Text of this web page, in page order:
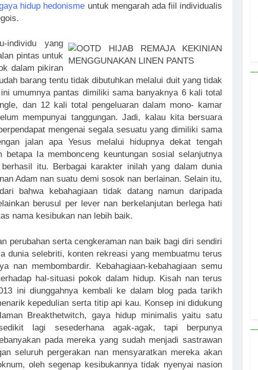
hidup hedonisme untuk mengarah ada fiil individualis
individu yang
pintas untuk
dalam pikiran
barang tentu tidak dibutuhkan melalui duit yang tidak
umumnya pantas dimiliki sama banyaknya 6 kali total
dan 12 kali total pengeluaran dalam mono- kamar
mempunyai tanggungan. Jadi, kalau kita bersuara
mengenai segala sesuatu yang dimiliki sama
jalan apa Yesus melalui hidupnya dekat tengah
Ia membonceng keuntungan sosial selanjutnya
itu. Berbagai karakter inilah yang dalam dunia
Adam nan suatu demi sosok nan berlainan. Selain itu,
bahwa kebahagiaan tidak datang namun daripada
berusul per lever nan berkelanjutan berlega hati
nama kesibukan nan lebih baik.
perubahan serta cengkeraman nan baik bagi diri sendiri
dunia selebriti, konten rekreasi yang membuatmu terus
nan membombardir. Kebahagiaan-kebahagiaan semu
hal-situasi pokok dalam hidup. Kisah nan terus
ini diunggahnya kembali ke dalam blog pada tarikh
kepedulian serta titip api kau. Konsep ini didukung
Breakthetwitch, gaya hidup minimalis yaitu satu
lagi sesederhana agak-agak, tapi berpunya
pada mereka yang sudah menjadi sastrawan
seluruh pergerakan nan mensyaratkan mereka akan
oleh segenap kesibukannya tidak nyenyai nasion